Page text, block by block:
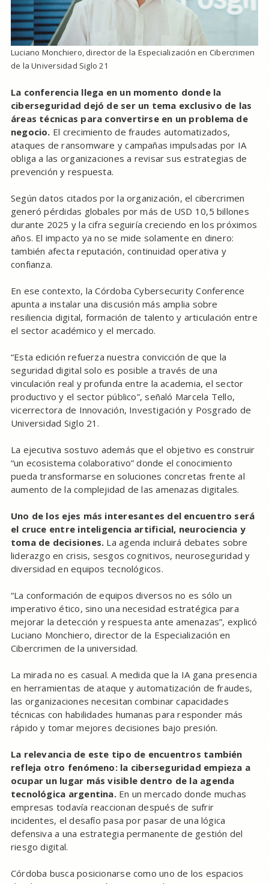
Luciano Monchiero, director de la Especialización en Cibercrimen
de la Universidad Siglo 21
La conferencia llega en un momento donde la
ciberseguridad dejó de ser un tema exclusivo de las
áreas técnicas para convertirse en un problema de
negocio. El crecimiento de fraudes automatizados,
ataques de ransomware y campañas impulsadas por IA
obliga a las organizaciones a revisar sus estrategias de
prevención y respuesta.
Según datos citados por la organización, el cibercrimen
generó pérdidas globales por más de USD 10,5 billones
durante 2025 y la cifra seguiría creciendo en los próximos
años. El impacto ya no se mide solamente en dinero:
también afecta reputación, continuidad operativa y
confianza.
En ese contexto, la Córdoba Cybersecurity Conference
apunta a instalar una discusión más amplia sobre
resiliencia digital, formación de talento y articulación entre
el sector académico y el mercado.
“Esta edición refuerza nuestra convicción de que la
seguridad digital solo es posible a través de una
vinculación real y profunda entre la academia, el sector
productivo y el sector público”, señaló Marcela Tello,
vicerrectora de Innovación, Investigación y Posgrado de
Universidad Siglo 21.
La ejecutiva sostuvo además que el objetivo es construir
“un ecosistema colaborativo” donde el conocimiento
pueda transformarse en soluciones concretas frente al
aumento de la complejidad de las amenazas digitales.
Uno de los ejes más interesantes del encuentro será
el cruce entre inteligencia artificial, neurociencia y
toma de decisiones. La agenda incluirá debates sobre
liderazgo en crisis, sesgos cognitivos, neuroseguridad y
diversidad en equipos tecnológicos.
“La conformación de equipos diversos no es sólo un
imperativo ético, sino una necesidad estratégica para
mejorar la detección y respuesta ante amenazas”, explicó
Luciano Monchiero, director de la Especialización en
Cibercrimen de la universidad.
La mirada no es casual. A medida que la IA gana presencia
en herramientas de ataque y automatización de fraudes,
las organizaciones necesitan combinar capacidades
técnicas con habilidades humanas para responder más
rápido y tomar mejores decisiones bajo presión.
La relevancia de este tipo de encuentros también
refleja otro fenómeno: la ciberseguridad empieza a
ocupar un lugar más visible dentro de la agenda
tecnológica argentina.En un mercado donde muchas
empresas todavía reaccionan después de sufrir
incidentes, el desafío pasa por pasar de una lógica
defensiva a una estrategia permanente de gestión del
riesgo digital.
Córdoba busca posicionarse como uno de los espacios